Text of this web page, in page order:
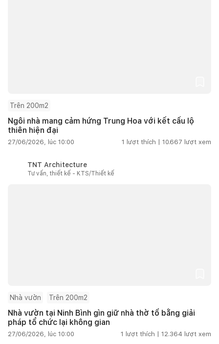
Trên 200m2
Ngôi nhà mang cảm hứng Trung Hoa với kết cấu lộ
thiên hiện đại
27/06/2026, lúc 10:00 1 lượt thích | 10.667 lượt xem
TNT Architecture
Tư vấn, thiết kế - KTS/Thiết kế
Nhà vườn Trên 200m2
Nhà vườn tại Ninh Bình gìn giữ nhà thờ tổ bằng giải
pháp tổ chức lại không gian
27/06/2026, lúc 10:00 1 lượt thích | 12.364 lượt xem